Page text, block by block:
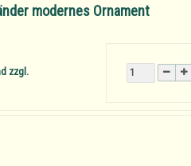
modernes Ornament
zzgl.